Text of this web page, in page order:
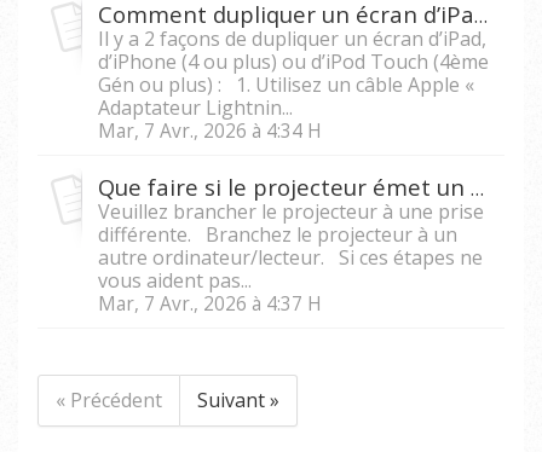
Comment dupliquer un écran d’iPad ou d’iPhone vers un projecteur ?
Il y a 2 façons de dupliquer un écran d’iPad,
d’iPhone (4 ou plus) ou d’iPod Touch (4ème
Gén ou plus) : 1. Utilisez un câble Apple «
Adaptateur Lightnin...
Mar, 7 Avr., 2026 à 4:34 H
Que faire si le projecteur émet un bruit aigu ?
Veuillez brancher le projecteur à une prise
différente. Branchez le projecteur à un
autre ordinateur/lecteur. Si ces étapes ne
vous aident pas...
Mar, 7 Avr., 2026 à 4:37 H
« Précédent Suivant »